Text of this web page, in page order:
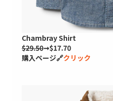
Chambray Shirt
$29.50➞$17.70
購入ページ🔗クリック